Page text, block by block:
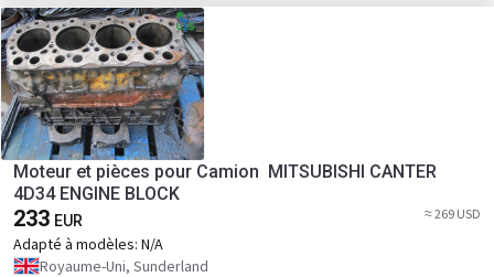
Moteur et pièces pour Camion MITSUBISHI CANTER
4D34 ENGINE BLOCK
233 EUR ≈ 269 USD
Adapté à modèles: N/A
Royaume-Uni, Sunderland